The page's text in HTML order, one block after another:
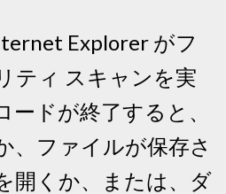
Explorer がフ
ティ スキャンを実
ドが終了すると、
、ファイルが保存さ
開くか、または、ダ